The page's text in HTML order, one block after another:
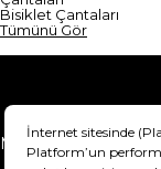
Bisiklet Çantaları
Tümünü Gör
Mesafeli Satış